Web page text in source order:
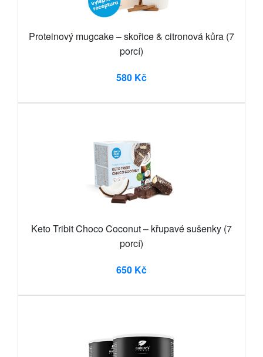
Proteinový mugcake – skořice & citronová kůra (7
porcí)
580 Kč
Keto Tribit Choco Coconut – křupavé sušenky (7
porcí)
650 Kč